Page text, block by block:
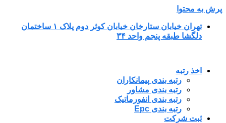
پرش به محتوا
تهران خیابان ستارخان خیابان کوثر دوم پلاک ۱ ساختمان
دلگشا طبقه پنجم واحد ۳۴
اخذ رتبه
رتبه بندی پیمانکاران
رتبه بندی مشاور
رتبه بندی انفورماتیک
رتبه بندی Epc
ثبت شرکت